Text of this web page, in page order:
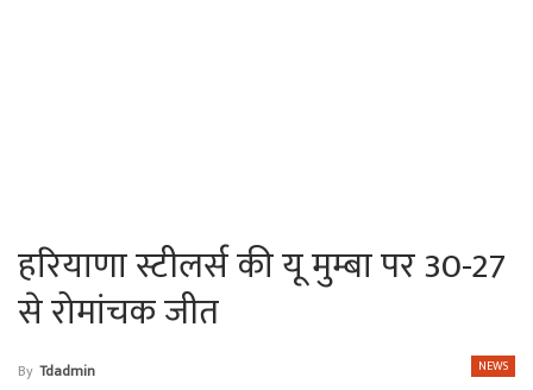
हरियाणा स्टीलर्स की यू मुम्बा पर 30-27
से रोमांचक जीत
NEWS
By Tdadmin